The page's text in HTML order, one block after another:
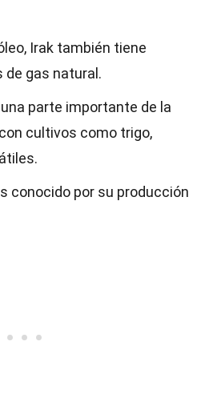
Irak también tiene
de gas natural.
parte importante de la
cultivos como trigo,
conocido por su producción